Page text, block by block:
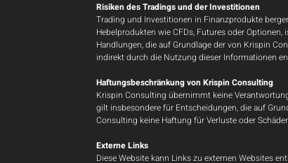
Risiken des Tradings und der Investitionen
Trading und Investitionen in Finanzprodukte
Hebelprodukten wie CFDs, Futures oder
Handlungen, die auf Grundlage der von Krispin
indirekt durch die Nutzung dieser Informationen
Haftungsbeschränkung von Krispin Consulting
Krispin Consulting übernimmt keine
gilt insbesondere für Entscheidungen, die auf
Consulting keine Haftung für Verluste oder
Externe Links
​Diese Website kann Links zu externen Websites